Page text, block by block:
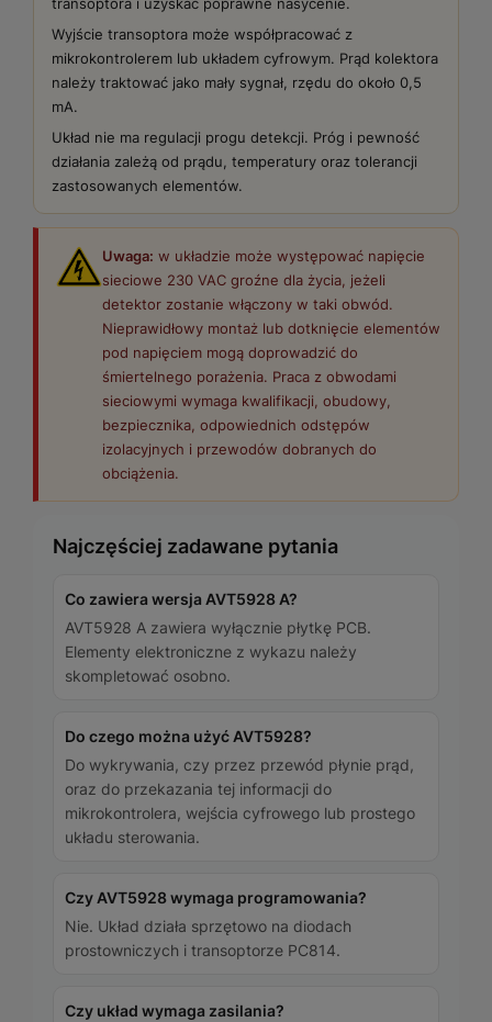
transoptora i uzyskać poprawne nasycenie.
Wyjście transoptora może współpracować z
mikrokontrolerem lub układem cyfrowym. Prąd kolektora
należy traktować jako mały sygnał, rzędu do około 0,5
mA.
Układ nie ma regulacji progu detekcji. Próg i pewność
działania zależą od prądu, temperatury oraz tolerancji
zastosowanych elementów.
Uwaga: w układzie może występować napięcie
sieciowe 230 VAC groźne dla życia, jeżeli
detektor zostanie włączony w taki obwód.
Nieprawidłowy montaż lub dotknięcie elementów
pod napięciem mogą doprowadzić do
śmiertelnego porażenia. Praca z obwodami
sieciowymi wymaga kwalifikacji, obudowy,
bezpiecznika, odpowiednich odstępów
izolacyjnych i przewodów dobranych do
obciążenia.
Najczęściej zadawane pytania
Co zawiera wersja AVT5928 A?
AVT5928 A zawiera wyłącznie płytkę PCB.
Elementy elektroniczne z wykazu należy
skompletować osobno.
Do czego można użyć AVT5928?
Do wykrywania, czy przez przewód płynie prąd,
oraz do przekazania tej informacji do
mikrokontrolera, wejścia cyfrowego lub prostego
układu sterowania.
Czy AVT5928 wymaga programowania?
Nie. Układ działa sprzętowo na diodach
prostowniczych i transoptorze PC814.
Czy układ wymaga zasilania?